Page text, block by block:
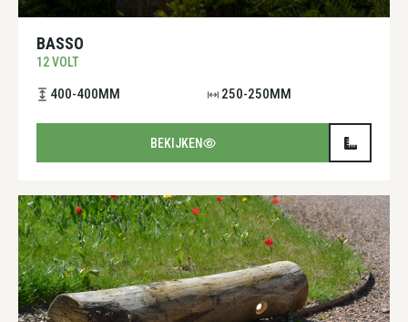
BASSO
12 VOLT
400-400MM 250-250MM
BEKIJKEN